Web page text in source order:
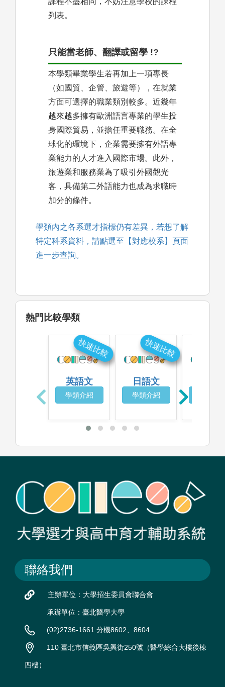
列表。
只能當老師、翻譯或留學 !?
本學類畢業學生若再加上一項專長
（如國貿、企管、旅遊等），在就業
方面可選擇的職業類別較多。近幾年
越來越多擁有歐洲語言專業的學生投
身國際貿易，並擔任重要職務。在全
球化的環境下，企業需要擁有外語專
業能力的人才進入國際市場。此外，
旅遊業和服務業為了吸引外國觀光
客，具備第二外語能力也成為求職時
加分的條件。
學類內之各系選才指標仍有差異，若想了解
特定科系資料，請點選至【對應校系】頁面
進一步查詢。
熱門比較學類
英語文
學類介紹
快速比較
日語文
學類介紹
快速比較
聯絡我們
主辦單位：大學招生委員會聯合會
承辦單位：臺北醫學大學
(02)2736-1661 分機8602、8604
110 臺北市信義區吳興街250號（醫學綜合大樓後棟
四樓）